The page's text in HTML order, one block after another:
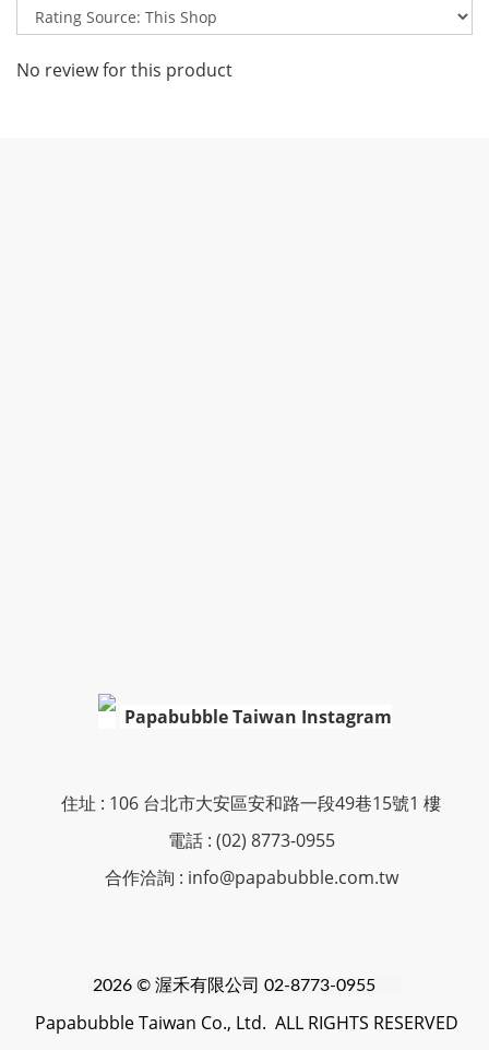
No review for this product
Papabubble Taiwan Instagram
住址 : 106 台北市大安區安和路一段49巷15號1 樓
電話 : (02) 8773-0955
合作洽詢 : info@papabubble.com.tw
2026 © 渥禾有限公司 02-8773-0955
Papabubble Taiwan Co., Ltd. ALL RIGHTS RESERVED